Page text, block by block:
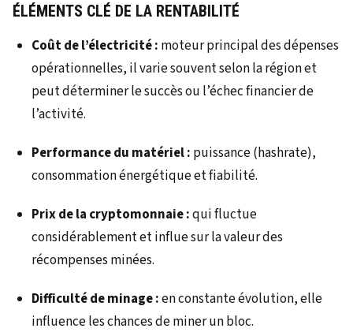
ÉLÉMENTS CLÉ DE LA RENTABILITÉ
Coût de l’électricité : moteur principal des dépenses
opérationnelles, il varie souvent selon la région et
peut déterminer le succès ou l’échec financier de
l’activité.
Performance du matériel : puissance (hashrate),
consommation énergétique et fiabilité.
Prix de la cryptomonnaie :qui fluctue
considérablement et influe sur la valeur des
récompenses minées.
Difficulté de minage :en constante évolution, elle
influence les chances de miner un bloc.